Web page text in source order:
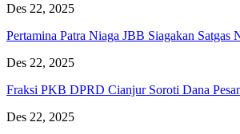
Des 22, 2025
Pertamina Patra Niaga JBB Siagakan
Des 22, 2025
Fraksi PKB DPRD Cianjur Soroti Dana
Des 22, 2025